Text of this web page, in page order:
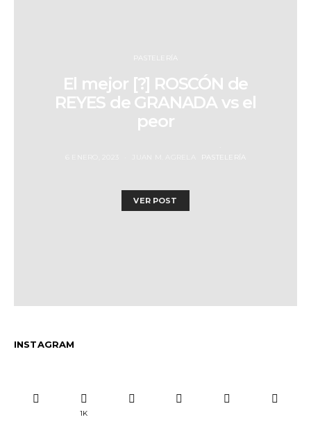
PASTELERÍA
El mejor [?] ROSCÓN de
REYES de GRANADA vs el
peor
PASTELERÍA
VER POST
INSTAGRAM
1K